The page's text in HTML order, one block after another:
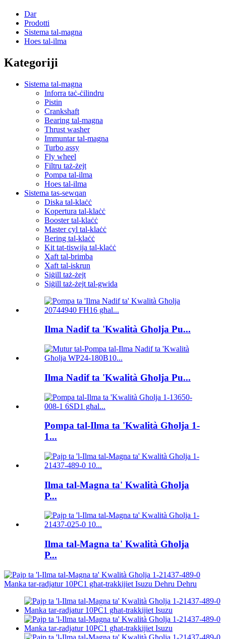
Dar
Prodotti
Sistema tal-magna
Hoes tal-ilma
Kategoriji
Sistema tal-magna
Inforra taċ-ċilindru
Pistin
Crankshaft
Bearing tal-magna
Thrust washer
Immuntar tal-magna
Turbo assy
Fly wheel
Filtru taż-żejt
Pompa tal-ilma
Hoes tal-ilma
Sistema tas-sewqan
Diska tal-klaċċ
Kopertura tal-klaċċ
Booster tal-klaċċ
Master cyl tal-klaċċ
Bering tal-klaċċ
Kit tat-tiswija tal-klaċċ
Xaft tal-brimba
Xaft tal-iskrun
Siġill taż-żejt
Siġill taż-żejt tal-gwida
Ilma Nadif ta 'Kwalità Għolja Pu...
Ilma Nadif ta 'Kwalità Għolja Pu...
Pompa tal-Ilma ta 'Kwalità Għolja 1-
1...
Ilma tal-Magna ta' Kwalità Għolja
P...
Ilma tal-Magna ta' Kwalità Għolja
P...